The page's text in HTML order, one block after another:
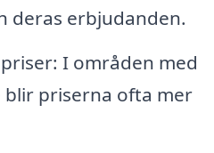
deras erbjudanden.
I områden med
blir priserna ofta mer